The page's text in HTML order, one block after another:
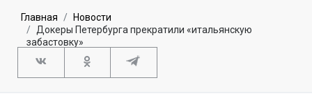
Главная
Новости
Докеры Петербурга прекратили «итальянскую
забастовку»